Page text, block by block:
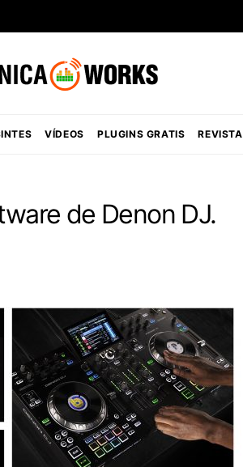
VÍDEOS PLUGINS GRATIS REVISTA
de Denon DJ.